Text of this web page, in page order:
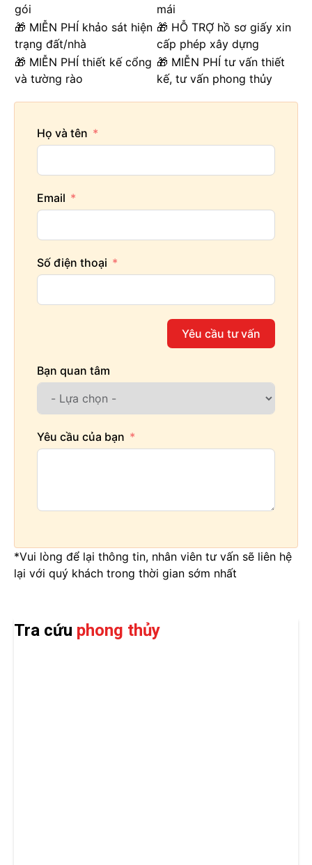
gói
mái
🎁 MIỄN PHÍ khảo sát hiện
trạng đất/nhà
🎁 HỖ TRỢ hồ sơ giấy xin
cấp phép xây dựng
🎁 MIỄN PHÍ thiết kế cổng
và tường rào
🎁 MIỄN PHÍ tư vấn thiết
kế, tư vấn phong thủy
Họ và tên
Email
Số điện thoại
Yêu cầu tư vấn
Bạn quan tâm
Yêu cầu của bạn
*Vui lòng để lại thông tin, nhân viên tư vấn sẽ liên hệ
lại với quý khách trong thời gian sớm nhất
Tra cứu phong thủy